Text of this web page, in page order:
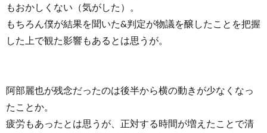
もおかしくない（気がした）。
もちろん僕が結果を聞いた&判定が物議を醸したことを把握
した上で観た影響もあるとは思うが。
阿部麗也が残念だったのは後半から横の動きが少なくなっ
たことか。
疲労もあったとは思うが、正対する時間が増えたことで清